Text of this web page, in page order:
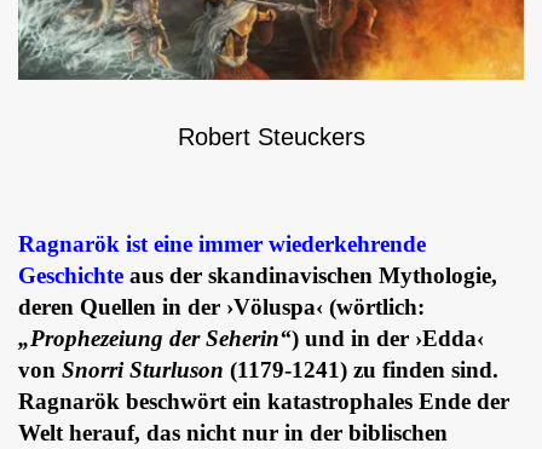
Robert Steuckers
Ragnarök ist eine immer wiederkehrende
Geschichte aus der skandinavischen Mythologie,
deren Quellen in der ›Völuspa‹ (wörtlich:
„Prophezeiung der Seherin“) und in der ›Edda‹
von Snorri Sturluson (1179-1241) zu finden sind.
Ragnarök beschwört ein katastrophales Ende der
Welt herauf, das nicht nur in der biblischen